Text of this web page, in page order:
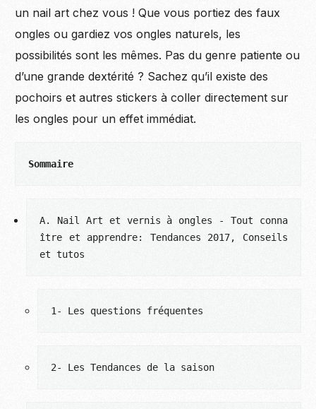
un nail art chez vous ! Que vous portiez des faux
ongles ou gardiez vos ongles naturels, les
possibilités sont les mêmes. Pas du genre patiente ou
d’une grande dextérité ? Sachez qu’il existe des
pochoirs et autres stickers à coller directement sur
les ongles pour un effet immédiat.
Sommaire
A. Nail Art et vernis à ongles - Tout conna
ître et apprendre: Tendances 2017, Conseils
et tutos
1- Les questions fréquentes
2- Les Tendances de la saison